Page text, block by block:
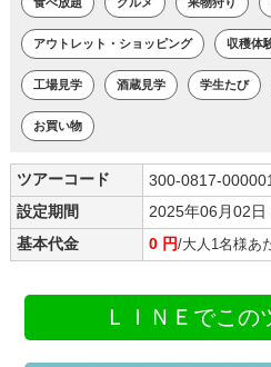
アウトレット・ショッピング 収穫体
工場見学 酒蔵見学 学生たび
お買い物
ツアーコード
300-0817-000001
設定期間
2025年06月02
基本代金
0 円/大人1名様あ
ＬＩＮＥでこの